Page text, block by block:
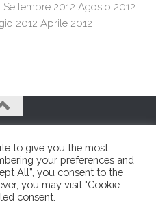
Settembre 2012 Agosto 2012
2012 Aprile 2012
All Rights Reserved.
to give you the most
your preferences and
All”, you consent to the
you may visit "Cookie
consent.